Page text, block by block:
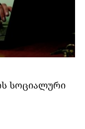
ᲡᲝᲪᲘᲐᲚᲣᲠᲘ